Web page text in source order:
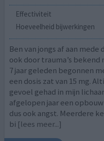
Effectiviteit
Hoeveelheid bijwerkingen
Ben van jongs af aan
ook door trauma’s
7 jaar geleden begonnen
een dosis zat van 15 mg.
gevoel gehad in mijn
afgelopen jaar een
dus ook angst. Meerdere
bi [lees meer...]